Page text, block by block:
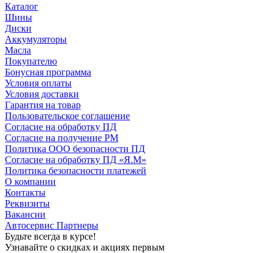
Каталог
Шины
Диски
Аккумуляторы
Масла
Покупателю
Бонусная программа
Условия оплаты
Условия доставки
Гарантия на товар
Пользовательское соглашение
Согласие на обработку ПД
Согласие на получение РМ
Политика ООО безопасности ПД
Согласие на обработку ПД «Я.М»
Политика безопасности платежей
О компании
Контакты
Реквизиты
Вакансии
Автосервис Партнеры
Будьте всегда в курсе!
Узнавайте о скидках и акциях первым